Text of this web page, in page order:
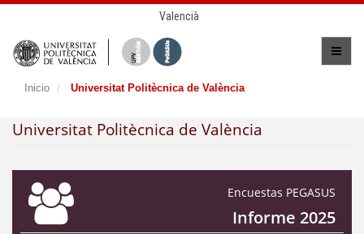
Valencià
Inicio Universitat Politècnica de València
Universitat Politècnica de València
Encuestas PEGASUS
Informe 2025